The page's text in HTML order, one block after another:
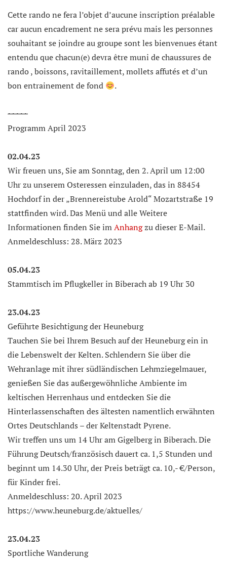
Cette rando ne fera l’objet d’aucune inscription préalable
car aucun encadrement ne sera prévu mais les personnes
souhaitant se joindre au groupe sont les bienvenues étant
entendu que chacun(e) devra être muni de chaussures de
rando , boissons, ravitaillement, mollets affutés et d’un
bon entrainement de fond
.
~~~~~
Programm April 2023
02.04.23
Wir freuen uns, Sie am Sonntag, den 2. April um 12:00
Uhr zu unserem Osteressen einzuladen, das in 88454
Hochdorf in der „Brennereistube Arold“ Mozartstraße 19
stattfinden wird. Das Menü und alle Weitere
Informationen finden Sie imAnhangzu dieser E-Mail.
Anmeldeschluss: 28. März 2023
05.04.23
Stammtisch im Pflugkeller in Biberach ab 19 Uhr 30
23.04.23
Geführte Besichtigung der Heuneburg
Tauchen Sie bei Ihrem Besuch auf der Heuneburg ein in
die Lebenswelt der Kelten. Schlendern Sie über die
Wehranlage mit ihrer südländischen Lehmziegelmauer,
genießen Sie das außergewöhnliche Ambiente im
keltischen Herrenhaus und entdecken Sie die
Hinterlassenschaften des ältesten namentlich erwähnten
Ortes Deutschlands – der Keltenstadt Pyrene.
Wir treffen uns um 14 Uhr am Gigelberg in Biberach. Die
Führung Deutsch/französisch dauert ca. 1,5 Stunden und
beginnt um 14.30 Uhr, der Preis beträgt ca. 10,- €/Person,
für Kinder frei.
Anmeldeschluss: 20. April 2023
https://www.heuneburg.de/aktuelles/
23.04.23
Sportliche Wanderung